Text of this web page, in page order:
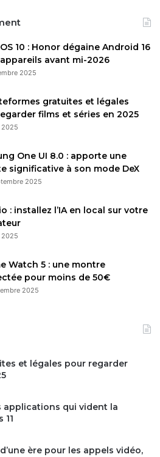
10 : Honor dégaine Android 16
appareils avant mi-2026
2025
gratuites et légales
films et séries en 2025
One UI 8.0 : apporte une
significative à son mode DeX
2025
: installez l’IA en local sur votre
Watch 5 : une montre
pour moins de 50€
2025
et légales pour regarder
applications qui vident la
ère pour les appels vidéo,